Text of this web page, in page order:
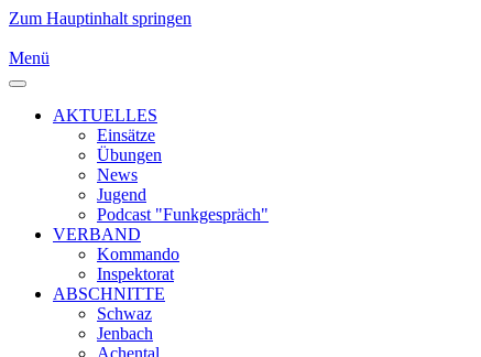
Zum Hauptinhalt springen
Menü
AKTUELLES
Einsätze
Übungen
News
Jugend
Podcast "Funkgespräch"
VERBAND
Kommando
Inspektorat
ABSCHNITTE
Schwaz
Jenbach
Achental